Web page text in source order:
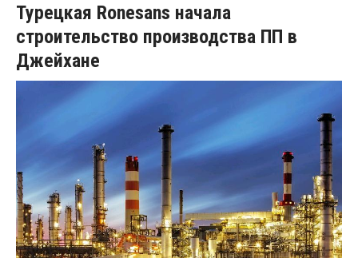
Турецкая Ronesans начала
строительство производства ПП в
Джейхане